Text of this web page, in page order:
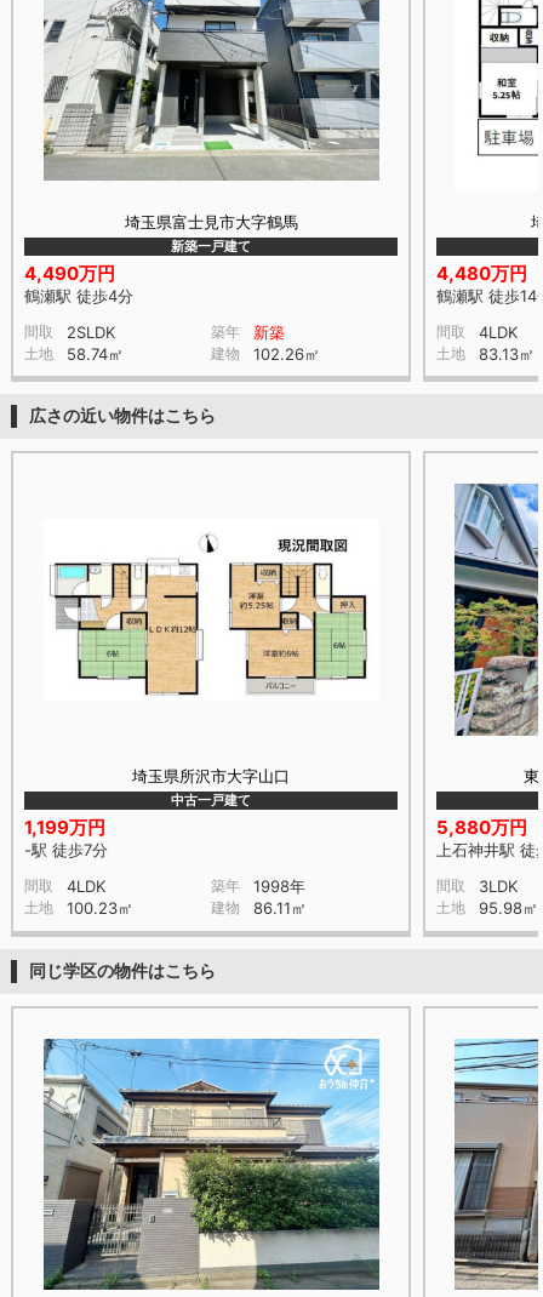
埼玉県富士見市大字鶴馬
新築一戸建て
4,490万円
鶴瀬駅 徒歩4分
間取 2SLDK 築年 新築
土地 58.74㎡ 建物 102.26㎡
4,480万円
鶴瀬駅 徒歩14
間取 4LDK
土地 83.13㎡
広さの近い物件はこちら
埼玉県所沢市大字山口
中古一戸建て
1,199万円
-駅 徒歩7分
間取 4LDK 築年 1998年
土地 100.23㎡ 建物 86.11㎡
東
5,880万円
上石神井駅 徒
間取 3LDK
土地 95.98㎡
同じ学区の物件はこちら